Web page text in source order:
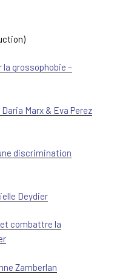
grossophobie –
Marx & Eva Perez
discrimination
Deydier
combattre la
Zamberlan